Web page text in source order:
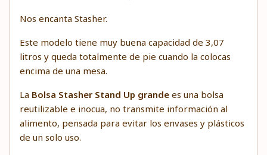
Nos encanta Stasher.
Este modelo tiene muy buena capacidad de 3,07
litros y queda totalmente de pie cuando la colocas
encima de una mesa.
La Bolsa Stasher Stand Up grande es una bolsa
reutilizable e inocua, no transmite información al
alimento, pensada para evitar los envases y plásticos
de un solo uso.